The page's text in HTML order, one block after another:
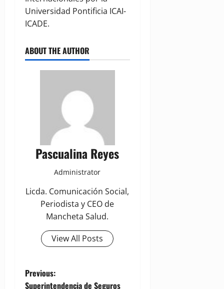
Universidad Pontificia ICAI-
ICADE.
ABOUT THE AUTHOR
Pascualina Reyes
Administrator
Licda. Comunicación Social,
Periodista y CEO de
Mancheta Salud.
View All Posts
P
Previous:
Superintendencia de Seguros